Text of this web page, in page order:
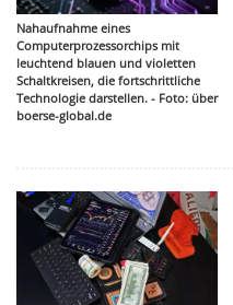
Nahaufnahme eines
Computerprozessorchips mit
leuchtend blauen und violetten
Schaltkreisen, die fortschrittliche
Technologie darstellen. - Foto: über
boerse-global.de